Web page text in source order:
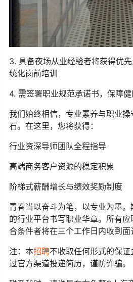
3. 具备夜场从业经验者将获得优
统化岗前培训
4. 需签署职业规范承诺书，保障
我们始终相信，专业素养与职业
石。在这里，您将获得：
行业资深导师团队全程指导
高端商务客户资源的稳定积累
阶梯式薪酬增长与绩效奖励制度
青春当以奋斗为笔，以专业为墨
的行业平台书写职业华章。所有
合条件者将在三个工作日内收到面
注：本招聘不收取任何形式的保
过官方渠道投递简历，谨防诈骗。